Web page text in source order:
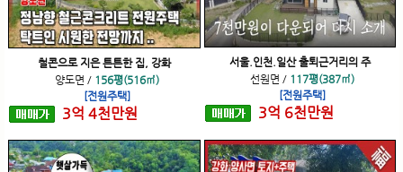
철콘으로 지은 튼튼한 집, 강화
양도면 / 156평(516㎡)
[전원주택]
3억 4천만원
서울.인천.일산 출퇴근거리의 주
선원면 / 117평(387㎡)
[전원주택]
3억 6천만원